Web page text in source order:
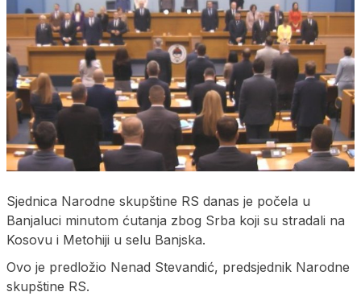
Sjednica Narodne skupštine RS danas je počela u
Banjaluci minutom ćutanja zbog Srba koji su stradali na
Kosovu i Metohiji u selu Banjska.
Ovo je predložio Nenad Stevandić, predsjednik Narodne
skupštine RS.